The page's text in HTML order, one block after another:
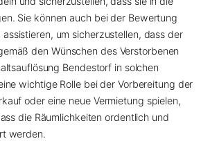
Sie können auch bei der Bewertung
um sicherzustellen, dass der
den Wünschen des Verstorbenen
Bendestorf in solchen
wichtige Rolle bei der Vorbereitung der
oder eine neue Vermietung spielen,
die Räumlichkeiten ordentlich und
werden.